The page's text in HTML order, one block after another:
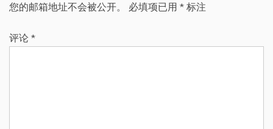
您的邮箱地址不会被公开。 必填项已用 * 标注
评论 *